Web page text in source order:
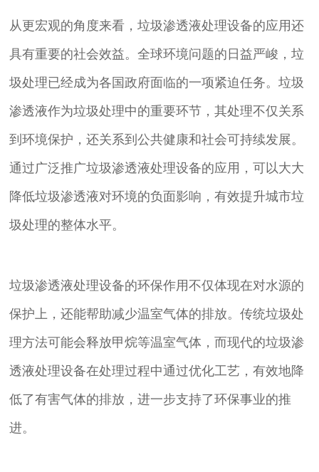
从更宏观的角度来看，垃圾渗透液处理设备的应用还
具有重要的社会效益。全球环境问题的日益严峻，垃
圾处理已经成为各国政府面临的一项紧迫任务。垃圾
渗透液作为垃圾处理中的重要环节，其处理不仅关系
到环境保护，还关系到公共健康和社会可持续发展。
通过广泛推广垃圾渗透液处理设备的应用，可以大大
降低垃圾渗透液对环境的负面影响，有效提升城市垃
圾处理的整体水平。
垃圾渗透液处理设备的环保作用不仅体现在对水源的
保护上，还能帮助减少温室气体的排放。传统垃圾处
理方法可能会释放甲烷等温室气体，而现代的垃圾渗
透液处理设备在处理过程中通过优化工艺，有效地降
低了有害气体的排放，进一步支持了环保事业的推
进。